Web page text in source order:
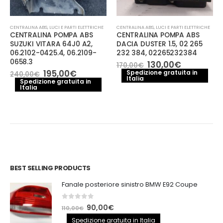
CENTRALINA ABS, LUCI E PARTI ELETTRICHE
CENTRALINA POMPA ABS
SUZUKI VITARA 64J0 A2,
06.2102-0425.4, 06.2109-
0658.3
240,00€ Il
prezzo
originale
195,00€Il
prezzo
attuale
Spedizione gratuita in
Italia
CENTRALINA ABS, LUCI E PARTI ELETTRICHE
CENTRALINA POMPA ABS
DACIA DUSTER 1.5, 02 265
232 384, 02265232384
170,00€ Il
prezzo
originale
130,00€Il
prezzo
attuale
Spedizione gratuita in
Italia
BEST SELLING PRODUCTS
Fanale posteriore sinistro BMW E92 Coupe
out of 5
110,00€ Il
prezzo
90,00€Il
prezzo
Spedizione gratuita in Italia